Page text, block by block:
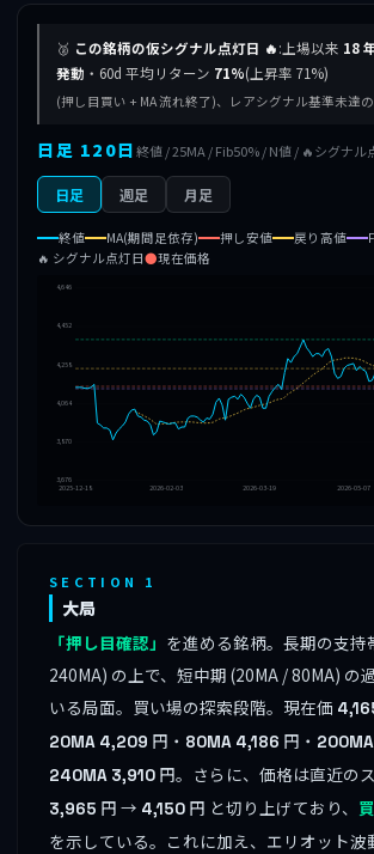
🥈 この銘柄の仮シグナル点灯日 🔥:上場以来 18
発動 ・60d 平均リターン 71%(上昇率 71%)
(押し目買い + MA 流れ終了)、レアシグナル基準未達の
日足 120日終値 / 25MA / Fib50% / N値 / 🔥シグナル
日足 週足 月足
終値 MA(期間足依存) 押し安値 戻り高値
🔥 シグナル点灯日●現在価格
4,646
4,452
4,258
4,064
3,870
3,676
2025-12-18
2026-02-03 2026-03-19 2026-05-07
SECTION 1
大局
「押し目確認」 を進める銘柄。長期の支持
240MA) の上で、短中期 (20MA / 80MA) の
いる局面。買い場の探索段階。現在価
20MA 4,209 円・ 80MA 4,186 円・ 200MA
240MA 3,910 円。さらに、価格は直近の
3,965 円 → 4,150 円 と切り上げており、
を示している。これに加え、エリオット波